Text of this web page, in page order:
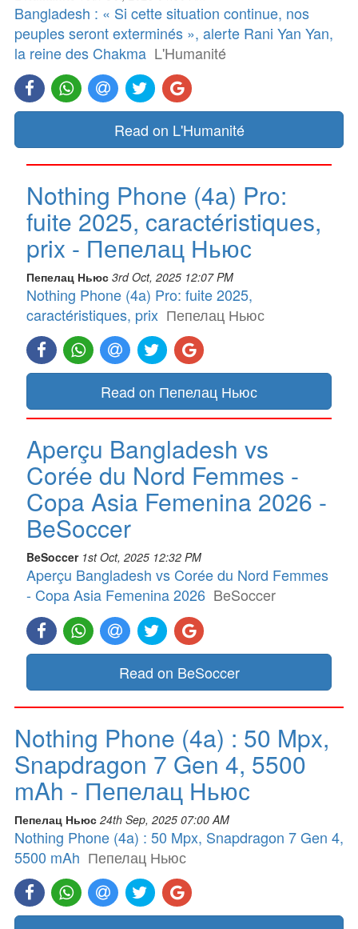
Bangladesh : « Si cette situation continue, nos
peuples seront exterminés », alerte Rani Yan Yan,
la reine des Chakma L'Humanité
Read on L'Humanité
Nothing Phone (4a) Pro:
fuite 2025, caractéristiques,
prix - Пепелац Ньюс
Пепелац Ньюс 3rd Oct, 2025 12:07 PM
Nothing Phone (4a) Pro: fuite 2025,
caractéristiques, prix Пепелац Ньюс
Read on Пепелац Ньюс
Aperçu Bangladesh vs
Corée du Nord Femmes -
Copa Asia Femenina 2026 -
BeSoccer
BeSoccer 1st Oct, 2025 12:32 PM
Aperçu Bangladesh vs Corée du Nord Femmes
- Copa Asia Femenina 2026 BeSoccer
Read on BeSoccer
Nothing Phone (4a) : 50 Mpx,
Snapdragon 7 Gen 4, 5500
mAh - Пепелац Ньюс
Пепелац Ньюс 24th Sep, 2025 07:00 AM
Nothing Phone (4a) : 50 Mpx, Snapdragon 7 Gen 4,
5500 mAh Пепелац Ньюс